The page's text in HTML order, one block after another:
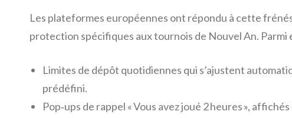
Les plateformes européennes ont répondu à cette
protection spécifiques aux tournois de Nouvel An. Parmi
Limites de dépôt quotidiennes qui s’ajustent
prédéfini.
Pop‑ups de rappel « Vous avez joué 2 heures »,